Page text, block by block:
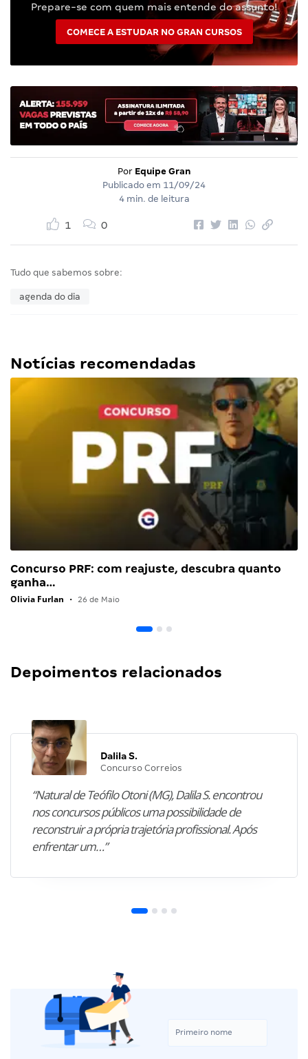
Prepare-se com quem mais entende do assunto!
COMECE A ESTUDAR NO GRAN CURSOS
Por Equipe Gran
Publicado em 11/09/24
4 min. de leitura
1 0
Tudo que sabemos sobre:
agenda do dia
Notícias recomendadas
Concurso PRF: com reajuste, descubra quanto
ganha…
Olivia Furlan • 26 de Maio
Depoimentos relacionados
Dalila S.
Concurso Correios
“Natural de Teófilo Otoni (MG), Dalila S. encontrou
nos concursos públicos uma possibilidade de
reconstruir a própria trajetória profissional. Após
enfrentar um…”